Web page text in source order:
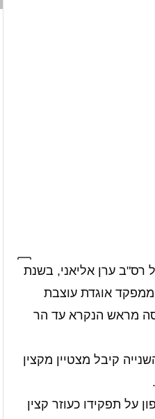
רס"ב ערן אליאני, בשנת
ממפקד אוגדת עוצבת
מראש הנקרא עד הר
קיבל מצטיין מקצין
על תפקידו כעוזר קצין